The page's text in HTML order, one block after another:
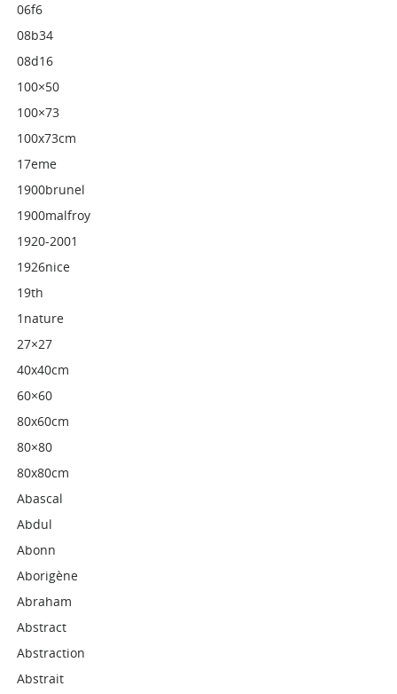
06f6
08b34
08d16
100×50
100×73
100x73cm
17eme
1900brunel
1900malfroy
1920-2001
1926nice
19th
1nature
27×27
40x40cm
60×60
80x60cm
80×80
80x80cm
Abascal
Abdul
Abonn
Aborigène
Abraham
Abstract
Abstraction
Abstrait